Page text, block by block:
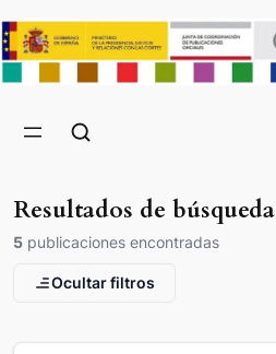
Resultados de búsqueda
5 publicaciones encontradas
Ocultar filtros